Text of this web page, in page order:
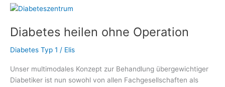
Sie
Vorsorge!
Diabetes heilen ohne Operation
Diabetes Typ 1 / Elis
Unser multimodales Konzept zur Behandlung übergewichtiger
Diabetiker ist nun sowohl von allen Fachgesellschaften als